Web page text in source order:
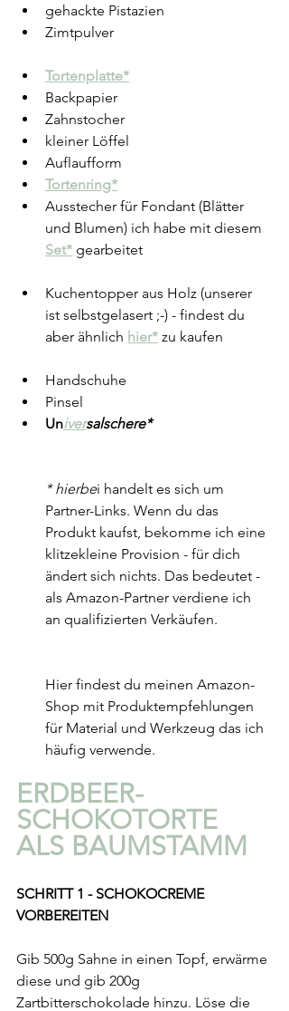
gehackte Pistazien
Zimtpulver
Tortenplatte*
Backpapier
Zahnstocher
kleiner Löffel
Auflaufform
Tortenring*
Ausstecher für Fondant (Blätter
und Blumen) ich habe mit diesem
Set* gearbeitet
Kuchentopper aus Holz (unserer
ist selbstgelasert ;-) - findest du
aber ähnlich hier* zu kaufen
Handschuhe
Pinsel
Universalschere*
* hierbei handelt es sich um
Partner-Links. Wenn du das
Produkt kaufst, bekomme ich eine
klitzekleine Provision - für dich
ändert sich nichts. Das bedeutet -
als Amazon-Partner verdiene ich
an qualifizierten Verkäufen.
Hier findest du meinen Amazon-
Shop mit Produktempfehlungen
für Material und Werkzeug das ich
häufig verwende.
ERDBEER-
SCHOKOTORTE
ALS BAUMSTAMM
SCHRITT 1 - SCHOKOCREME
VORBEREITEN
Gib 500g Sahne in einen Topf, erwärme
diese und gib 200g
Zartbitterschokolade hinzu. Löse die